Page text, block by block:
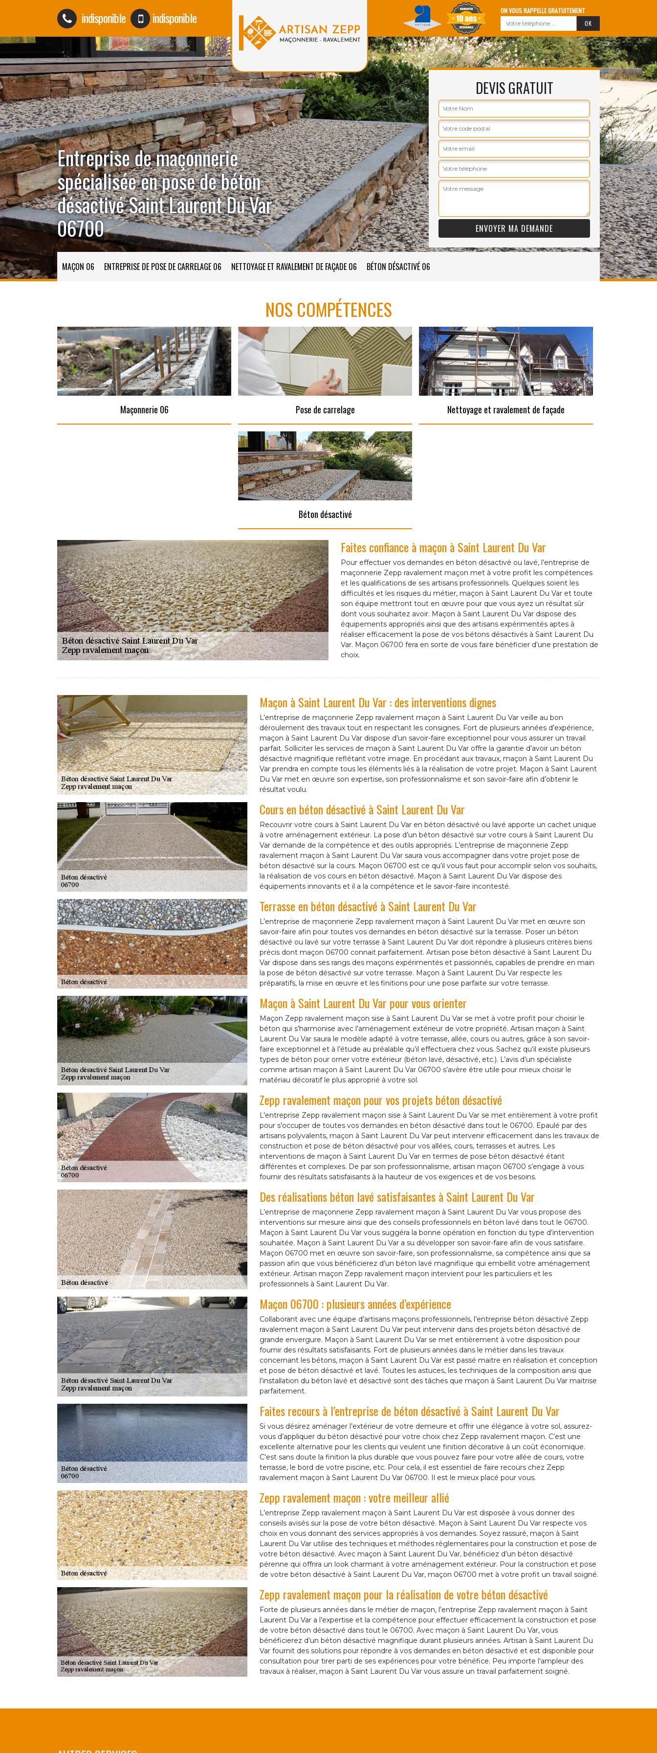
indisponible indisponible ON VOUS RAPPELLE GRATUITEMENT
Entreprise de maçonnerie
spécialisée en pose de béton
désactivé Saint Laurent Du Var
06700
DEVIS GRATUIT
MAÇON 06 ENTREPRISE DE POSE DE CARRELAGE 06 NETTOYAGE ET RAVALEMENT DE FAÇADE 06 BÉTON DÉSACTIVÉ 06
NOS COMPÉTENCES
Maçonnerie 06 Pose de carrelage Nettoyage et ravalement de façade
Béton désactivé
Faites confiance à maçon à Saint Laurent Du Var
Pour effectuer vos demandes en béton désactivé ou lavé, l’entreprise de
maçonnerie Zepp ravalement maçon met à votre profit les compétences
et les qualifications de ses artisans professionnels. Quelques soient les
difficultés et les risques du métier, maçon à Saint Laurent Du Var et toute
son équipe mettront tout en œuvre pour que vous ayez un résultat sûr
dont vous souhaitez avoir. Maçon à Saint Laurent Du Var dispose des
équipements appropriés ainsi que des artisans expérimentés aptes à
réaliser efficacement la pose de vos bétons désactivés à Saint Laurent Du
Var. Maçon 06700 fera en sorte de vous faire bénéficier d’une prestation de
choix.
Maçon à Saint Laurent Du Var : des interventions dignes
L’entreprise de maçonnerie Zepp ravalement maçon à Saint Laurent Du Var veille au bon
déroulement des travaux tout en respectant les consignes. Fort de plusieurs années d’expérience,
maçon à Saint Laurent Du Var dispose d’un savoir-faire exceptionnel pour vous assurer un travail
parfait. Solliciter les services de maçon à Saint Laurent Du Var offre la garantie d’avoir un béton
désactivé magnifique reflétant votre image. En procédant aux travaux, maçon à Saint Laurent Du
Var prendra en compte tous les éléments liés à la réalisation de votre projet. Maçon à Saint Laurent
Du Var met en œuvre son expertise, son professionnalisme et son savoir-faire afin d’obtenir le
résultat voulu.
Cours en béton désactivé à Saint Laurent Du Var
Recouvrir votre cours à Saint Laurent Du Var en béton désactivé ou lavé apporte un cachet unique
à votre aménagement extérieur. La pose d’un béton désactivé sur votre cours à Saint Laurent Du
Var demande de la compétence et des outils appropriés. L’entreprise de maçonnerie Zepp
ravalement maçon à Saint Laurent Du Var saura vous accompagner dans votre projet pose de
béton désactivé sur la cours. Maçon 06700 est ce qu’il vous faut pour accomplir selon vos souhaits,
la réalisation de vos cours en béton désactivé. Maçon à Saint Laurent Du Var dispose des
équipements innovants et il a la compétence et le savoir-faire incontesté.
Terrasse en béton désactivé à Saint Laurent Du Var
L’entreprise de maçonnerie Zepp ravalement maçon à Saint Laurent Du Var met en œuvre son
savoir-faire afin pour toutes vos demandes en béton désactivé sur la terrasse. Poser un béton
désactivé ou lavé sur votre terrasse à Saint Laurent Du Var doit répondre à plusieurs critères biens
précis dont maçon 06700 connait parfaitement. Artisan pose béton désactivé à Saint Laurent Du
Var dispose dans ses rangs des maçons expérimentés et passionnés, capables de prendre en main
la pose de béton désactivé sur votre terrasse. Maçon à Saint Laurent Du Var respecte les
préparatifs, la mise en œuvre et les finitions pour une pose parfaite sur votre terrasse.
Maçon à Saint Laurent Du Var pour vous orienter
Maçon Zepp ravalement maçon sise à Saint Laurent Du Var se met à votre profit pour choisir le
béton qui s’harmonise avec l’aménagement extérieur de votre propriété. Artisan maçon à Saint
Laurent Du Var saura le modèle adapté à votre terrasse, allée, cours ou autres, grâce à son savoir-
faire exceptionnel et à l’étude au préalable qu’il effectuera chez vous. Sachez qu’il existe plusieurs
types de béton pour orner votre extérieur (béton lavé, désactivé, etc.). L’avis d’un spécialiste
comme artisan maçon à Saint Laurent Du Var 06700 s’avère être utile pour mieux choisir le
matériau décoratif le plus approprié à votre sol.
Zepp ravalement maçon pour vos projets béton désactivé
L’entreprise Zepp ravalement maçon sise à Saint Laurent Du Var se met entièrement à votre profit
pour s’occuper de toutes vos demandes en béton désactivé dans tout le 06700. Epaulé par des
artisans polyvalents, maçon à Saint Laurent Du Var peut intervenir efficacement dans les travaux de
construction et pose de béton désactivé pour vos allées, cours, terrasses et autres. Les
interventions de maçon à Saint Laurent Du Var en termes de pose béton désactivé étant
différentes et complexes. De par son professionnalisme, artisan maçon 06700 s’engage à vous
fournir des résultats satisfaisants à la hauteur de vos exigences et de vos besoins.
Des réalisations béton lavé satisfaisantes à Saint Laurent Du Var
L’entreprise de maçonnerie Zepp ravalement maçon à Saint Laurent Du Var vous propose des
interventions sur mesure ainsi que des conseils professionnels en béton lavé dans tout le 06700.
Maçon à Saint Laurent Du Var vous suggéra la bonne opération en fonction du type d’intervention
souhaitée. Maçon à Saint Laurent Du Var a su développer son savoir-faire afin de vous satisfaire.
Maçon 06700 met en œuvre son savoir-faire, son professionnalisme, sa compétence ainsi que sa
passion afin que vous bénéficierez d’un béton lavé magnifique qui embellit votre aménagement
extérieur. Artisan maçon Zepp ravalement maçon intervient pour les particuliers et les
professionnels à Saint Laurent Du Var.
Maçon 06700 : plusieurs années d’expérience
Collaborant avec une équipe d’artisans maçons professionnels, l’entreprise béton désactivé Zepp
ravalement maçon à Saint Laurent Du Var peut intervenir dans des projets béton désactivé de
grande envergure. Maçon à Saint Laurent Du Var se met entièrement à votre disposition pour
fournir des résultats satisfaisants. Fort de plusieurs années dans le métier dans les travaux
concernant les bétons, maçon à Saint Laurent Du Var est passé maitre en réalisation et conception
et pose de béton désactivé et lavé. Toutes les astuces, les techniques de la composition ainsi que
l’installation du béton lavé et désactivé sont des tâches que maçon à Saint Laurent Du Var maitrise
parfaitement.
Faites recours à l’entreprise de béton désactivé à Saint Laurent Du Var
Si vous désirez aménager l’extérieur de votre demeure et offrir une élégance à votre sol, assurez-
vous d’appliquer du béton désactivé pour votre choix chez Zepp ravalement maçon. C’est une
excellente alternative pour les clients qui veulent une finition décorative à un coût économique.
C'est sans doute la finition la plus durable que vous pouvez faire pour votre allée de cours, votre
terrasse, le bord de votre piscine, etc. Pour cela, il est essentiel de faire recours chez Zepp
ravalement maçon à Saint Laurent Du Var 06700. Il est le mieux placé pour vous.
Zepp ravalement maçon : votre meilleur allié
L’entreprise Zepp ravalement maçon à Saint Laurent Du Var est disposée à vous donner des
conseils avisés sur la pose de votre béton désactivé. Maçon à Saint Laurent Du Var respecte vos
choix en vous donnant des services appropriés à vos demandes. Soyez rassuré, maçon à Saint
Laurent Du Var utilise des techniques et méthodes réglementaires pour la construction et pose de
votre béton désactivé. Avec maçon à Saint Laurent Du Var, bénéficiez d’un béton désactivé
pérenne qui offrira un look charmant à votre aménagement extérieur. Pour la construction et pose
de votre béton désactivé à Saint Laurent Du Var, maçon 06700 met à votre profit un travail soigné.
Zepp ravalement maçon pour la réalisation de votre béton désactivé
Forte de plusieurs années dans le métier de maçon, l’entreprise Zepp ravalement maçon à Saint
Laurent Du Var a l’expertise et la compétence pour effectuer efficacement la construction et pose
de votre béton désactivé dans tout le 06700. Avec maçon à Saint Laurent Du Var, vous
bénéficierez d’un béton désactivé magnifique durant plusieurs années. Artisan à Saint Laurent Du
Var fournit des solutions pour répondre à vos demandes en béton désactivé et est disponible pour
consultation pour tirer parti de ses expériences pour votre bénéfice. Peu importe l'ampleur des
travaux à réaliser, maçon à Saint Laurent Du Var vous assure un travail parfaitement soigné.